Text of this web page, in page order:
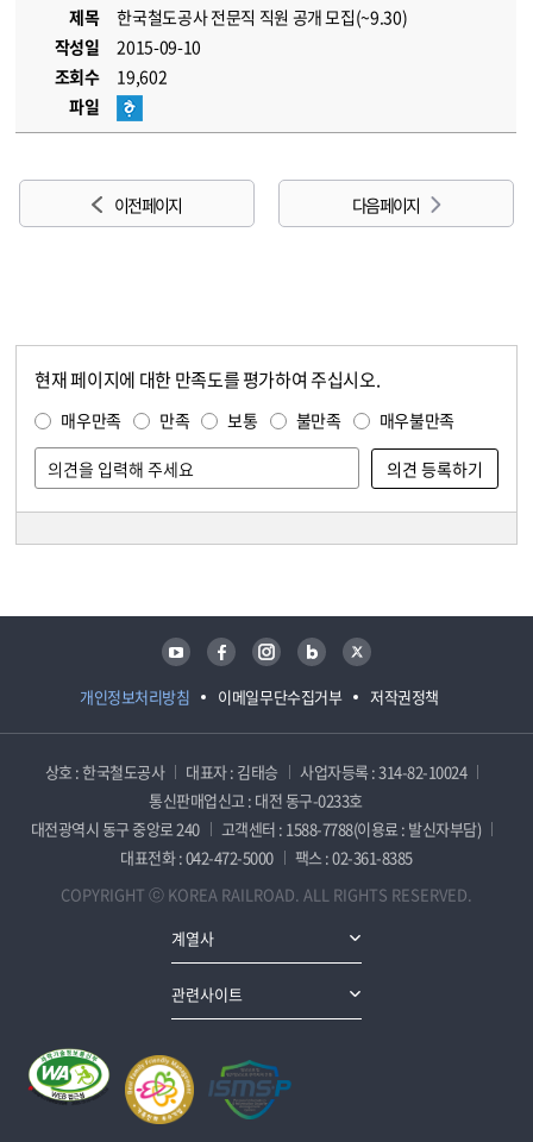
제목
한국철도공사 전문직 직원 공개 모집(~9.30)
작성일
2015-09-10
조회수
19,602
파일
이전 페이지 다음 페이지
현재 페이지에 대한 만족도를 평가하여 주십시오.
매우만족 만족 보통 불만족 매우불만족
개인정보처리방침 이메일무단수집거부 저작권정책
유튜브 페이스북 인스타그램 블로그 트위터
상호 : 한국철도공사 대표자 : 김태승
사업자등록 : 314-82-10024
통신판매업신고 : 대전 동구-0233호
대전광역시 동구 중앙로 240
고객센터 : 1588-7788(이용료 : 발신자부담)
대표전화 : 042-472-5000
팩스 : 02-361-8385
COPYRIGHT ⓒ KOREA RAILROAD. ALL RIGHTS RESERVED.
계열사
관련사이트